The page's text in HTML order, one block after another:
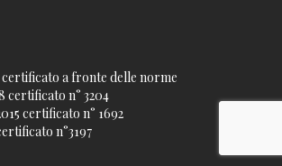
certificato a fronte delle norme
certificato n° 3204
certificato n° 1692
n°3197